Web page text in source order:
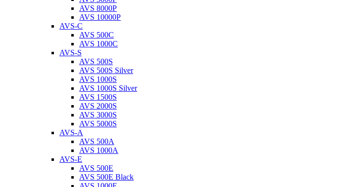
AVS 8000P
AVS 10000P
AVS-C
AVS 500C
AVS 1000C
AVS-S
AVS 500S
AVS 500S Silver
AVS 1000S
AVS 1000S Silver
AVS 1500S
AVS 2000S
AVS 3000S
AVS 5000S
AVS-A
AVS 500A
AVS 1000A
AVS-E
AVS 500E
AVS 500E Black